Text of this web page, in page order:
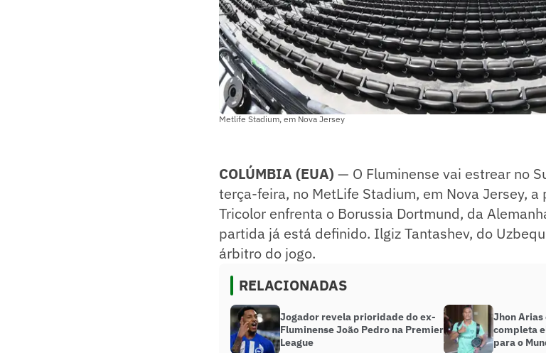
Metlife Stadium, em Nova Jersey
COLÚMBIA (EUA) — O Fluminense vai estrear no
terça-feira, no MetLife Stadium, em Nova Jersey,
Tricolor enfrenta o Borussia Dortmund, da
partida já está definido. Ilgiz Tantashev, do
árbitro do jogo.
RELACIONADAS
Jogador revela prioridade do ex-
Fluminense João Pedro na Premier
League
Jhon Arias
completa
para o